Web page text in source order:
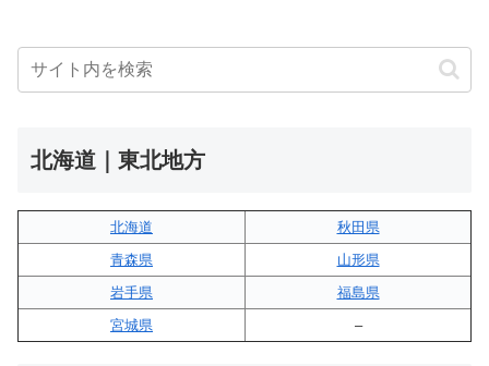
北海道｜東北地方
北海道
秋田県
青森県
山形県
岩手県
福島県
宮城県
–